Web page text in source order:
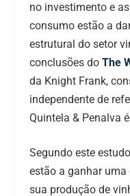
no investimento e
consumo estão a
estrutural do setor
conclusões do The
da Knight Frank,
independente de
Quintela & Penalva
Segundo este
estão a ganhar uma
sua produção de